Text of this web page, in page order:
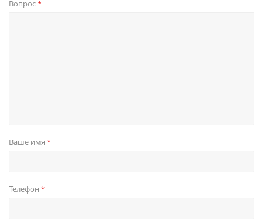
Вопрос*
Ваше имя *
Телефон *